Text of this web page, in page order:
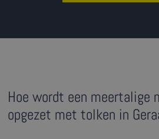
Hoe wordt een meertalige
opgezet met tolken in